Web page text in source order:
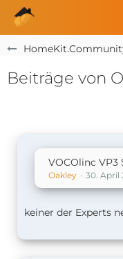
Beiträge von
VOCOlinc
Oakley 30. April
keiner der Experts